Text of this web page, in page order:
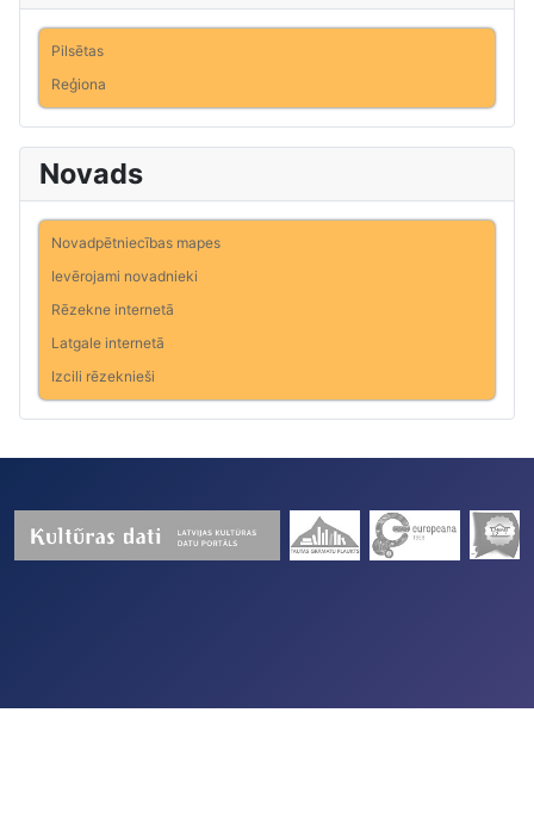
Pilsētas
Reģiona
Novads
Novadpētniecības mapes
Ievērojami novadnieki
Rēzekne internetā
Latgale internetā
Izcili rēzeknieši